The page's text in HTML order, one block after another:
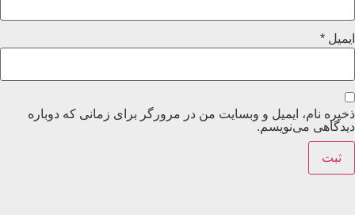
ایمیل *
ذخیره نام، ایمیل و وبسایت من در مرورگر برای زمانی که دوباره
دیدگاهی می‌نویسم.